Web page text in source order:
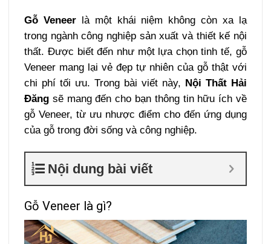
Gỗ Veneer là một khái niệm không còn xa lạ
trong ngành công nghiệp sản xuất và thiết kế nội
thất. Được biết đến như một lựa chọn tinh tế, gỗ
Veneer mang lại vẻ đẹp tự nhiên của gỗ thật với
chi phí tối ưu. Trong bài viết này, Nội Thất Hải
Đăng sẽ mang đến cho bạn thông tin hữu ích về
gỗ Veneer, từ ưu nhược điểm cho đến ứng dụng
của gỗ trong đời sống và công nghiệp.
Nội dung bài viết
Gỗ Veneer là gì?